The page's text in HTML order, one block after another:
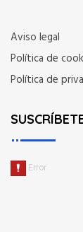
Aviso legal
Política de
Política de